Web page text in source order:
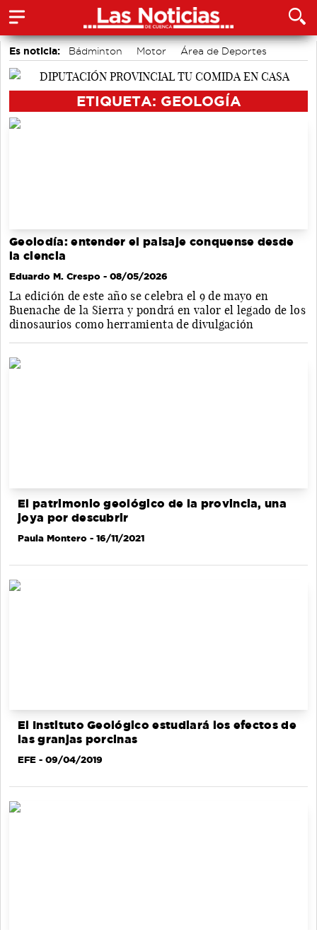
Es noticia: Bádminton Motor
Área de Deportes
Fútbol
Auditorio de Cuenca
ETIQUETA: GEOLOGÍA
Geolodía: entender el paisaje conquense desde
la ciencia
Eduardo M. Crespo - 08/05/2026
La edición de este año se celebra el 9 de mayo en
Buenache de la Sierra y pondrá en valor el legado de los
dinosaurios como herramienta de divulgación
El patrimonio geológico de la provincia, una
joya por descubrir
Paula Montero - 16/11/2021
El Instituto Geológico estudiará los efectos de
las granjas porcinas
EFE - 09/04/2019